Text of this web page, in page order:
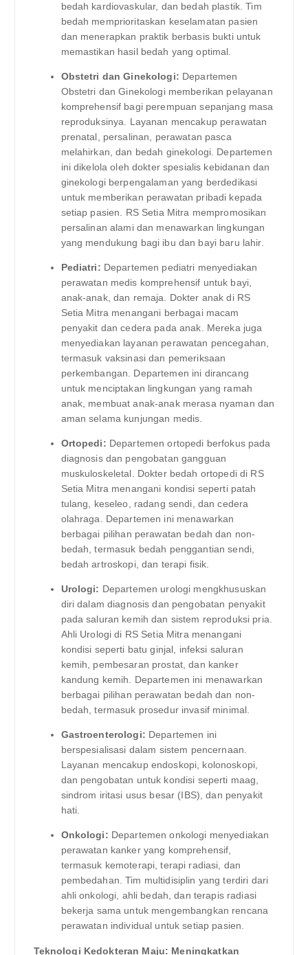
bedah kardiovaskular, dan bedah plastik. Tim
bedah memprioritaskan keselamatan pasien
dan menerapkan praktik berbasis bukti untuk
memastikan hasil bedah yang optimal.
Obstetri dan Ginekologi: Departemen
Obstetri dan Ginekologi memberikan pelayanan
komprehensif bagi perempuan sepanjang masa
reproduksinya. Layanan mencakup perawatan
prenatal, persalinan, perawatan pasca
melahirkan, dan bedah ginekologi. Departemen
ini dikelola oleh dokter spesialis kebidanan dan
ginekologi berpengalaman yang berdedikasi
untuk memberikan perawatan pribadi kepada
setiap pasien. RS Setia Mitra mempromosikan
persalinan alami dan menawarkan lingkungan
yang mendukung bagi ibu dan bayi baru lahir.
Pediatri: Departemen pediatri menyediakan
perawatan medis komprehensif untuk bayi,
anak-anak, dan remaja. Dokter anak di RS
Setia Mitra menangani berbagai macam
penyakit dan cedera pada anak. Mereka juga
menyediakan layanan perawatan pencegahan,
termasuk vaksinasi dan pemeriksaan
perkembangan. Departemen ini dirancang
untuk menciptakan lingkungan yang ramah
anak, membuat anak-anak merasa nyaman dan
aman selama kunjungan medis.
Ortopedi: Departemen ortopedi berfokus pada
diagnosis dan pengobatan gangguan
muskuloskeletal. Dokter bedah ortopedi di RS
Setia Mitra menangani kondisi seperti patah
tulang, keseleo, radang sendi, dan cedera
olahraga. Departemen ini menawarkan
berbagai pilihan perawatan bedah dan non-
bedah, termasuk bedah penggantian sendi,
bedah artroskopi, dan terapi fisik.
Urologi: Departemen urologi mengkhususkan
diri dalam diagnosis dan pengobatan penyakit
pada saluran kemih dan sistem reproduksi pria.
Ahli Urologi di RS Setia Mitra menangani
kondisi seperti batu ginjal, infeksi saluran
kemih, pembesaran prostat, dan kanker
kandung kemih. Departemen ini menawarkan
berbagai pilihan perawatan bedah dan non-
bedah, termasuk prosedur invasif minimal.
Gastroenterologi: Departemen ini
berspesialisasi dalam sistem pencernaan.
Layanan mencakup endoskopi, kolonoskopi,
dan pengobatan untuk kondisi seperti maag,
sindrom iritasi usus besar (IBS), dan penyakit
hati.
Onkologi: Departemen onkologi menyediakan
perawatan kanker yang komprehensif,
termasuk kemoterapi, terapi radiasi, dan
pembedahan. Tim multidisiplin yang terdiri dari
ahli onkologi, ahli bedah, dan terapis radiasi
bekerja sama untuk mengembangkan rencana
perawatan individual untuk setiap pasien.
Teknologi Kedokteran Maju: Meningkatkan